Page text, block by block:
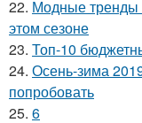
22. Модные тренды
этом сезоне
23. Топ-10
24. Осень-зима
попробовать
25. 6